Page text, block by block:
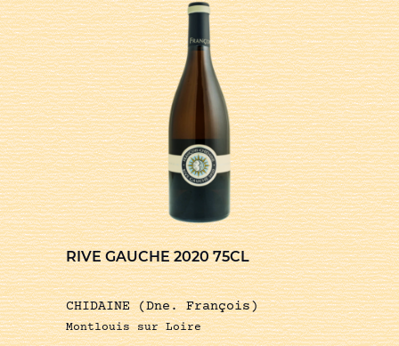
RIVE GAUCHE 2020 75CL
CHIDAINE (Dne. François)
Montlouis sur Loire